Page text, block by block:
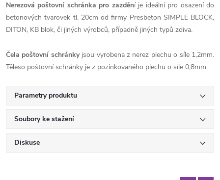
Nerezová poštovní schránka pro zazdění je ideální pro osazení do
betonových tvarovek tl. 20cm od firmy Presbeton SIMPLE BLOCK,
DITON, KB blok, či jiných výrobců, případně jiných typů zdiva.
Čela poštovní schránkyjsou vyrobena z nerez plechu o síle 1,2mm.
Těleso poštovní schránky je z pozinkovaného plechu o síle 0,8mm.
Parametry produktu
Soubory ke stažení
Diskuse